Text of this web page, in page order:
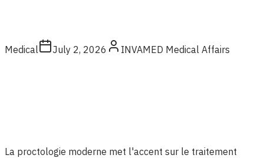
Medical July 2, 2026 INVAMED Medical Affairs
La proctologie moderne met l'accent sur le traitement